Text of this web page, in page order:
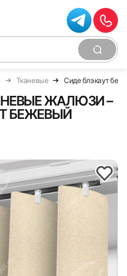
Тканевые Сиде блэкаут
ЖАЛЮЗИ –
БЕЖЕВЫЙ